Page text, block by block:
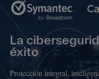
La
éxito
Protección integral,